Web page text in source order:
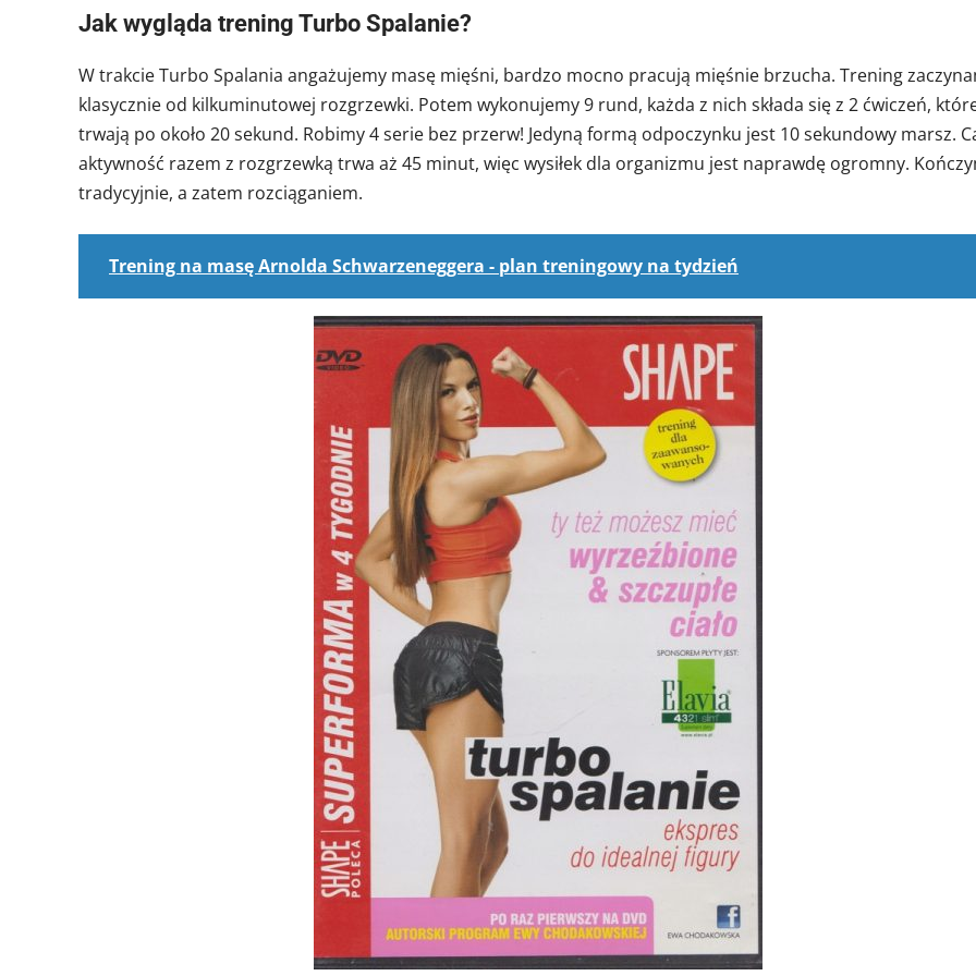
Jak wygląda trening Turbo Spalanie?
W trakcie Turbo Spalania angażujemy masę mięśni, bardzo mocno pracują mięśnie brzucha. Trening
klasycznie od kilkuminutowej rozgrzewki. Potem wykonujemy 9 rund, każda z nich składa się z 2 ćwiczeń,
trwają po około 20 sekund. Robimy 4 serie bez przerw! Jedyną formą odpoczynku jest 10 sekundowy marsz.
aktywność razem z rozgrzewką trwa aż 45 minut, więc wysiłek dla organizmu jest naprawdę ogromny.
tradycyjnie, a zatem rozciąganiem.
Trening na masę Arnolda Schwarzeneggera - plan treningowy na tydzień